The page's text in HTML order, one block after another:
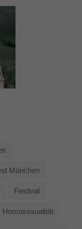
München
Festival
Homosexualität